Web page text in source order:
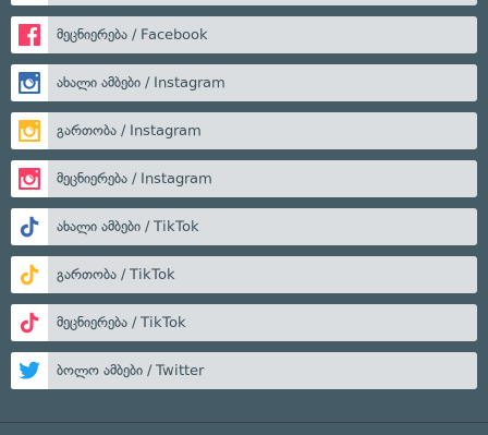
მეცნიერება / Facebook
ახალი ამბები / Instagram
გართობა / Instagram
მეცნიერება / Instagram
ახალი ამბები / TikTok
გართობა / TikTok
მეცნიერება / TikTok
ბოლო ამბები / Twitter